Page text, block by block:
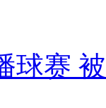
球赛